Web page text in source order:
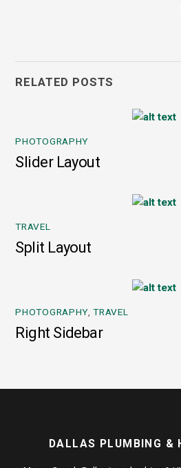
RELATED POSTS
PHOTOGRAPHY
Slider Layout
TRAVEL
Split Layout
PHOTOGRAPHY,TRAVEL
Right Sidebar
DALLAS PLUMBING &